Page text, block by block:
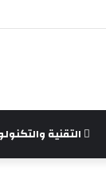
التقنية